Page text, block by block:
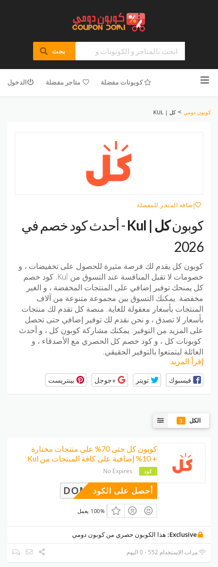
بحث
للمحتوى
كوبونات مفضلة متاجر مفضلة الدخول
كوبون دومي >كل | KUL
إضافة المتجر للمفضلة
كوبونكل | Kul
- أحدث كود خصم في
2026
كوبون كل يقدم لك فرصة مثيرة للحصول على تخفيضات ، و
خصومات لا تقبل المنافسة عند التسوق من Kul. كود خصم
كل يمنحك توفير إضافي على المنتجات المخفضة ، و الغير
مخفضة. يمكنك التسوق بين مجموعة متنوعة من آلاف
المنتجات بأسعار معقولة للغاية. منصة كل تقدم لك منتجات
بأسعار لا تصدق ، و نحن نقدم لك توفير إضافي حتى تحصل
على المزيد من التوفير. يمكنك مشاركة كوبون كل ، و أحدث
كوبونات كل ، و كود خصم كل الحصري مع الأصدقاء ، و
العائلة ليتمتعوا بالتوفير الحقيقي.
إقرأ المزيد
فيسبوك تويتر +جوجل بينتريست
الكل 3
كوبون كل حتى 70% على منتجات مختارة
+ 10% إضافية على كافة المنتجات من Kul
كود No Expires
DOMI أحصل على الكود
100% يعمل
Exclusive: هذا الكوبون حصري من كوبون دومي
مرات الإستخدام 552 - 0 اليوم